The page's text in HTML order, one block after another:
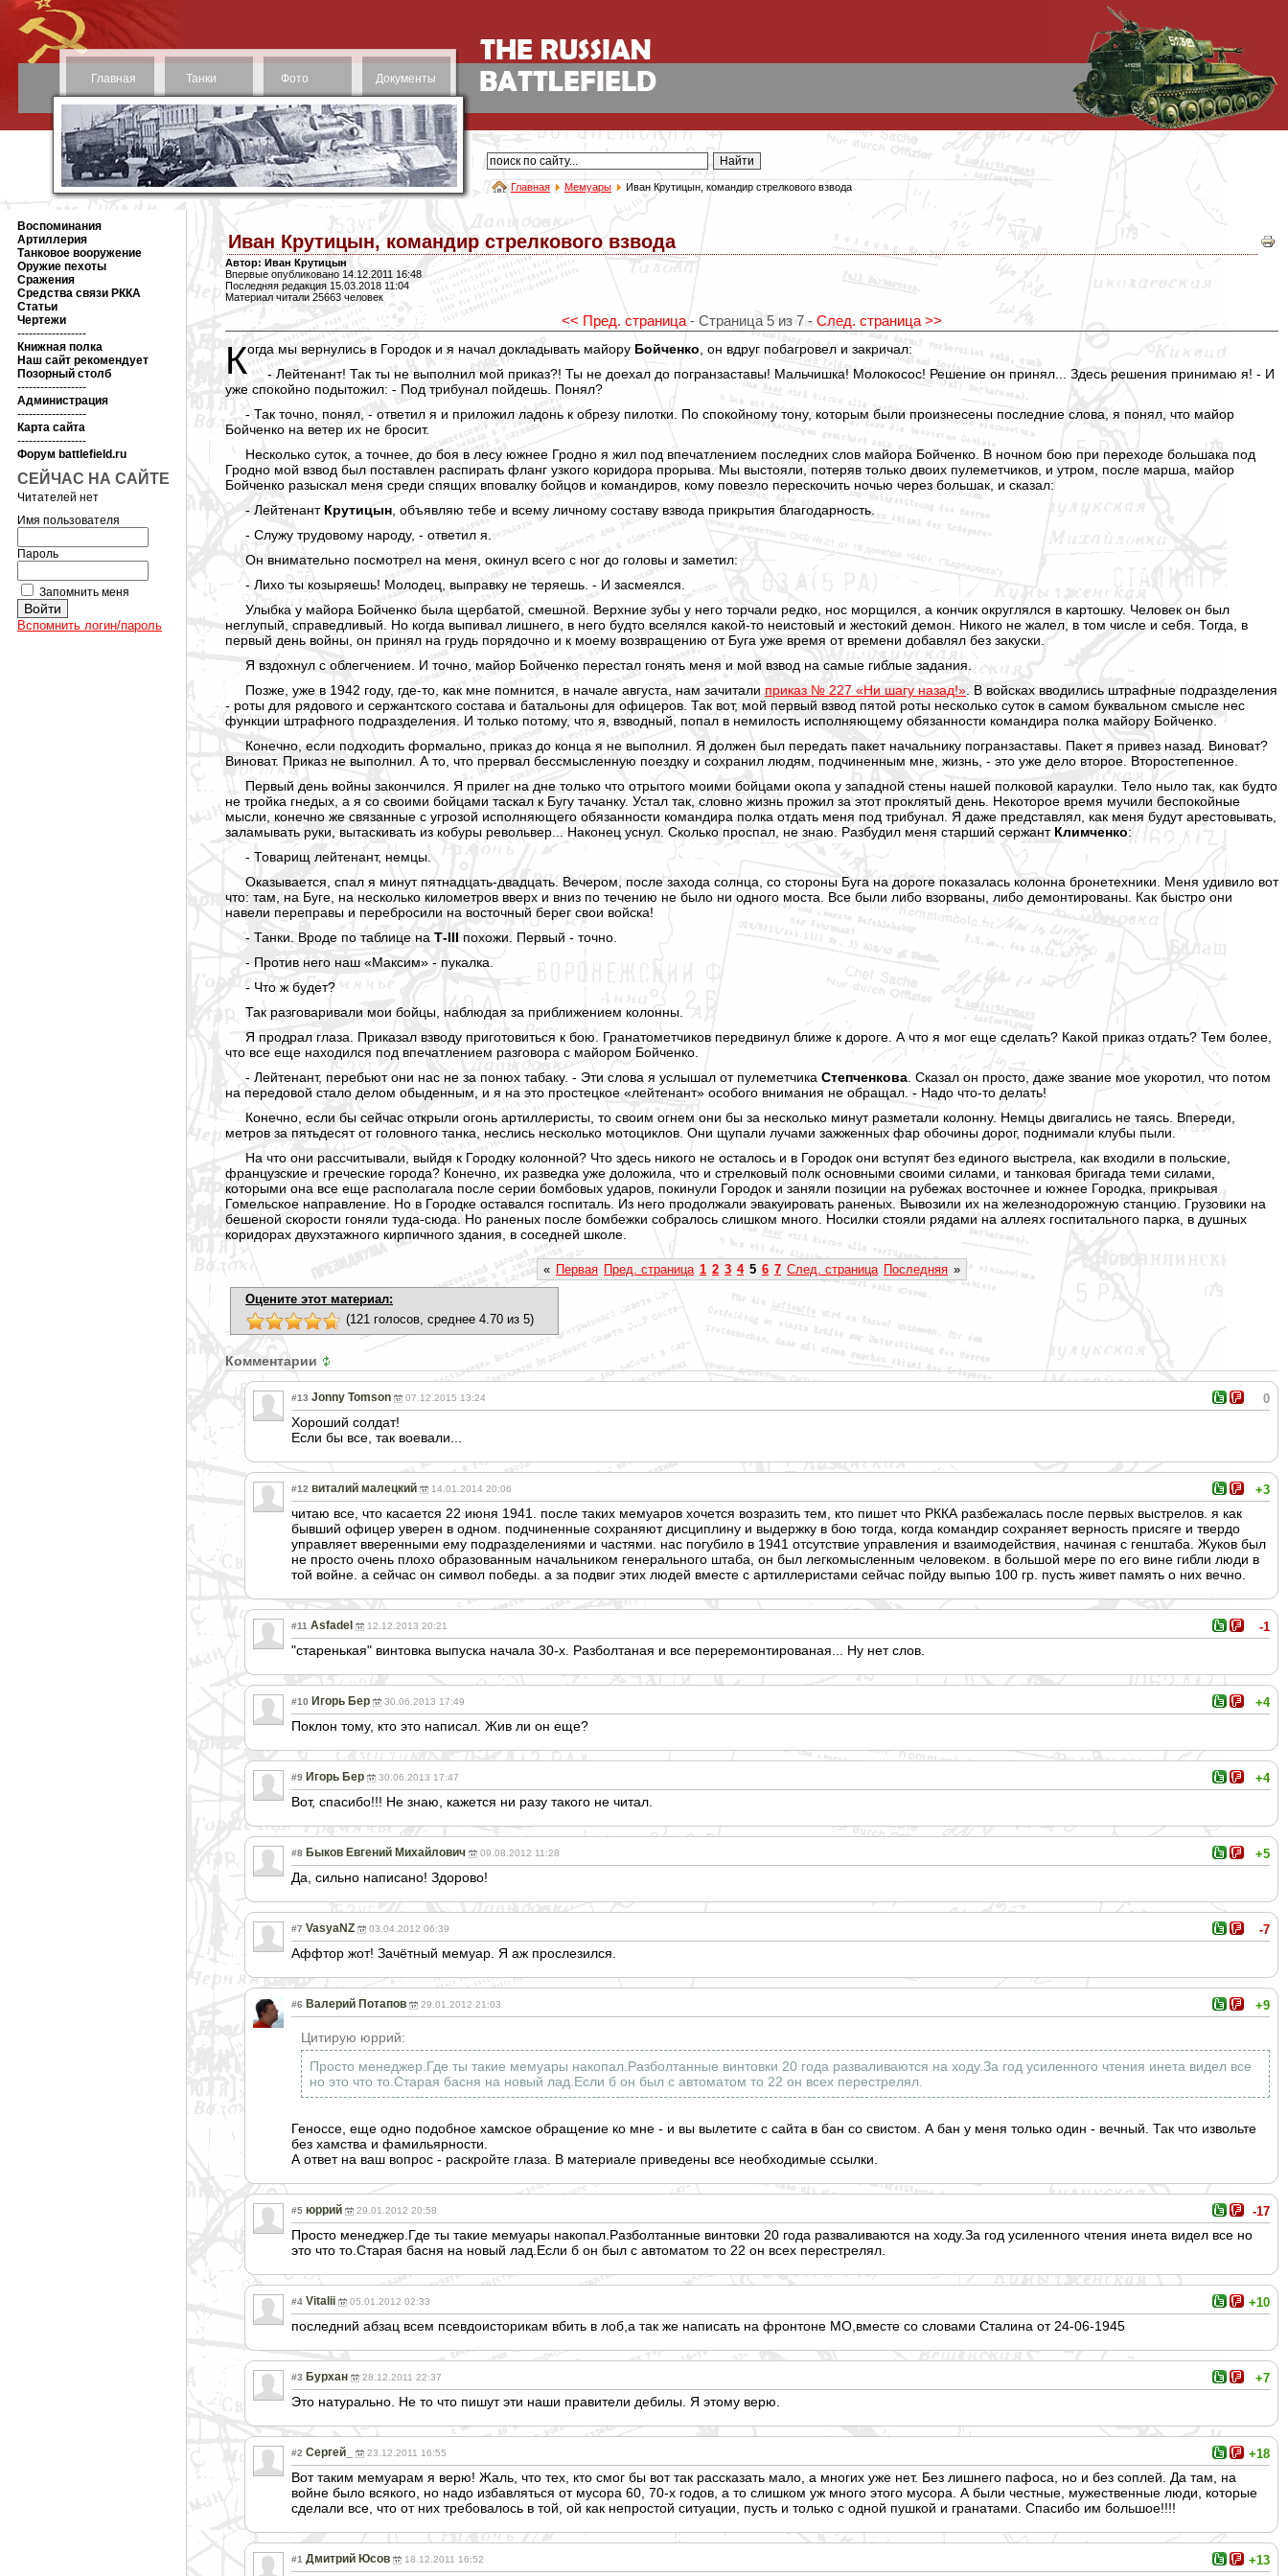
Главная Танки Фото Документы
Главная Мемуары Иван Крутицын, командир стрелкового взвода
Воспоминания
Артиллерия
Танковое вооружение
Оружие пехоты
Сражения
Средства связи РККА
Статьи
Чертежи
------------------
Книжная полка
Наш сайт рекомендует
Позорный столб
------------------
Администрация
------------------
Карта сайта
------------------
Форум battlefield.ru
СЕЙЧАС НА САЙТЕ
Читателей нет
Имя пользователя
Пароль
Запомнить меня
Вспомнить логин/пароль
Иван Крутицын, командир стрелкового взвода
Автор: Иван Крутицын
Впервые опубликовано 14.12.2011 16:48
Последняя редакция 15.03.2018 11:04
Материал читали 25663 человек
<< Пред. страница - Страница 5 из 7 - След. страница >>
Когда мы вернулись в Городок и я начал докладывать майору Бойченко , он вдруг побагровел и закричал:
- Лейтенант! Так ты не выполнил мой приказ?! Ты не доехал до погранзаставы! Мальчишка! Молокосос! Решение он принял... Здесь решения принимаю я! - И
уже спокойно подытожил: - Под трибунал пойдешь. Понял?
- Так точно, понял, - ответил я и приложил ладонь к обрезу пилотки. По спокойному тону, которым были произнесены последние слова, я понял, что майор
Бойченко на ветер их не бросит.
Несколько суток, а точнее, до боя в лесу южнее Гродно я жил под впечатлением последних слов майора Бойченко. В ночном бою при переходе большака под
Гродно мой взвод был поставлен распирать фланг узкого коридора прорыва. Мы выстояли, потеряв только двоих пулеметчиков, и утром, после марша, майор
Бойченко разыскал меня среди спящих вповалку бойцов и командиров, кому повезло перескочить ночью через большак, и сказал:
- Лейтенант Крутицын , объявляю тебе и всему личному составу взвода прикрытия благодарность.
- Служу трудовому народу, - ответил я.
Он внимательно посмотрел на меня, окинул всего с ног до головы и заметил:
- Лихо ты козыряешь! Молодец, выправку не теряешь. - И засмеялся.
Улыбка у майора Бойченко была щербатой, смешной. Верхние зубы у него торчали редко, нос морщился, а кончик округлялся в картошку. Человек он был
неглупый, справедливый. Но когда выпивал лишнего, в него будто вселялся какой-то неистовый и жестокий демон. Никого не жалел, в том числе и себя. Тогда, в
первый день войны, он принял на грудь порядочно и к моему возвращению от Буга уже время от времени добавлял без закуски.
Я вздохнул с облегчением. И точно, майор Бойченко перестал гонять меня и мой взвод на самые гиблые задания.
Позже, уже в 1942 году, где-то, как мне помнится, в начале августа, нам зачитали приказ № 227 «Ни шагу назад!» . В войсках вводились штрафные подразделения
- роты для рядового и сержантского состава и батальоны для офицеров. Так вот, мой первый взвод пятой роты несколько суток в самом буквальном смысле нес
функции штрафного подразделения. И только потому, что я, взводный, попал в немилость исполняющему обязанности командира полка майору Бойченко.
Конечно, если подходить формально, приказ до конца я не выполнил. Я должен был передать пакет начальнику погранзаставы. Пакет я привез назад. Виноват?
Виноват. Приказ не выполнил. А то, что прервал бессмысленную поездку и сохранил людям, подчиненным мне, жизнь, - это уже дело второе. Второстепенное.
Первый день войны закончился. Я прилег на дне только что отрытого моими бойцами окопа у западной стены нашей полковой караулки. Тело ныло так, как будто
не тройка гнедых, а я со своими бойцами таскал к Бугу тачанку. Устал так, словно жизнь прожил за этот проклятый день. Некоторое время мучили беспокойные
мысли, конечно же связанные с угрозой исполняющего обязанности командира полка отдать меня под трибунал. Я даже представлял, как меня будут арестовывать,
заламывать руки, вытаскивать из кобуры револьвер... Наконец уснул. Сколько проспал, не знаю. Разбудил меня старший сержант Климченко:
- Товарищ лейтенант, немцы.
Оказывается, спал я минут пятнадцать-двадцать. Вечером, после захода солнца, со стороны Буга на дороге показалась колонна бронетехники. Меня удивило вот
что: там, на Буге, на несколько километров вверх и вниз по течению не было ни одного моста. Все были либо взорваны, либо демонтированы. Как быстро они
навели переправы и перебросили на восточный берег свои войска!
- Танки. Вроде по таблице на Т-III похожи. Первый - точно.
- Против него наш «Максим» - пукалка.
- Что ж будет?
Так разговаривали мои бойцы, наблюдая за приближением колонны.
Я продрал глаза. Приказал взводу приготовиться к бою. Гранатометчиков передвинул ближе к дороге. А что я мог еще сделать? Какой приказ отдать? Тем более,
что все еще находился под впечатлением разговора с майором Бойченко.
- Лейтенант, перебьют они нас не за понюх табаку. - Эти слова я услышал от пулеметчика Степченкова . Сказал он просто, даже звание мое укоротил, что потом
на передовой стало делом обыденным, и я на это простецкое «лейтенант» особого внимания не обращал. - Надо что-то делать!
Конечно, если бы сейчас открыли огонь артиллеристы, то своим огнем они бы за несколько минут разметали колонну. Немцы двигались не таясь. Впереди,
метров за пятьдесят от головного танка, неслись несколько мотоциклов. Они щупали лучами зажженных фар обочины дорог, поднимали клубы пыли.
На что они рассчитывали, выйдя к Городку колонной? Что здесь никого не осталось и в Городок они вступят без единого выстрела, как входили в польские,
французские и греческие города? Конечно, их разведка уже доложила, что и стрелковый полк основными своими силами, и танковая бригада теми силами,
которыми она все еще располагала после серии бомбовых ударов, покинули Городок и заняли позиции на рубежах восточнее и южнее Городка, прикрывая
Гомельское направление. Но в Городке оставался госпиталь. Из него продолжали эвакуировать раненых. Вывозили их на железнодорожную станцию. Грузовики на
бешеной скорости гоняли туда-сюда. Но раненых после бомбежки собралось слишком много. Носилки стояли рядами на аллеях госпитального парка, в душных
коридорах двухэтажного кирпичного здания, в соседней школе.
« Первая Пред. страница 1 2 3 4 5 6 7 След. страница Последняя »
Оцените этот материал:
(121 голосов, среднее 4.70 из 5)
Комментарии
0
#13 Jonny Tomson 07.12.2015 13:24
Хороший солдат!
Если бы все, так воевали...
+3
#12 виталий малецкий 14.01.2014 20:06
читаю все, что касается 22 июня 1941. после таких мемуаров хочется возразить тем, кто пишет что РККА разбежалась после первых выстрелов. я как
бывший офицер уверен в одном. подчиненные сохраняют дисциплину и выдержку в бою тогда, когда командир сохраняет верность присяге и твердо
управляет вверенными ему подразделениями и частями. нас погубило в 1941 отсутствие управления и взаимодействия, начиная с генштаба. Жуков был
не просто очень плохо образованным начальником генерального штаба, он был легкомысленным человеком. в большой мере по его вине гибли люди в
той войне. а сейчас он символ победы. а за подвиг этих людей вместе с артиллеристами сейчас пойду выпью 100 гр. пусть живет память о них вечно.
-1
#11 Asfadel 12.12.2013 20:21
"старенькая" винтовка выпуска начала 30-х. Разболтаная и все переремонтированая... Ну нет слов.
+4
#10 Игорь Бер 30.06.2013 17:49
Поклон тому, кто это написал. Жив ли он еще?
+4
#9 Игорь Бер 30.06.2013 17:47
Вот, спасибо!!! Не знаю, кажется ни разу такого не читал.
+5
#8 Быков Евгений Михайлович 09.08.2012 11:28
Да, сильно написано! Здорово!
-7
#7 VasyaNZ 03.04.2012 06:39
Аффтор жот! Зачётный мемуар. Я аж прослезился.
+9
#6 Валерий Потапов 29.01.2012 21:03
Цитирую юррий:
Просто менеджер.Где ты такие мемуары накопал.Разболтанные винтовки 20 года разваливаются на ходу.За год усиленного чтения инета видел все
но это что то.Старая басня на новый лад.Если б он был с автоматом то 22 он всех перестрелял.
Геноссе, еще одно подобное хамское обращение ко мне - и вы вылетите с сайта в бан со свистом. А бан у меня только один - вечный. Так что извольте
без хамства и фамильярности.
А ответ на ваш вопрос - раскройте глаза. В материале приведены все необходимые ссылки.
-17
#5 юррий 29.01.2012 20:58
Просто менеджер.Где ты такие мемуары накопал.Разболтанные винтовки 20 года разваливаются на ходу.За год усиленного чтения инета видел все но
это что то.Старая басня на новый лад.Если б он был с автоматом то 22 он всех перестрелял.
+10
#4 Vitalii 05.01.2012 02:33
последний абзац всем псевдоисторикам вбить в лоб,а так же написать на фронтоне МО,вместе со словами Сталина от 24-06-1945
+7
#3 Бурхан 28.12.2011 22:37
Это натурально. Не то что пишут эти наши правители дебилы. Я этому верю.
+18
#2 Сергей_ 23.12.2011 16:55
Вот таким мемуарам я верю! Жаль, что тех, кто смог бы вот так рассказать мало, а многих уже нет. Без лишнего пафоса, но и без соплей. Да там, на
войне было всякого, но надо избавляться от мусора 60, 70-х годов, а то слишком уж много этого мусора. А были честные, мужественные люди, которые
сделали все, что от них требовалось в той, ой как непростой ситуации, пусть и только с одной пушкой и гранатами. Спасибо им большое!!!!
+13
#1 Дмитрий Юсов 18.12.2011 16:52